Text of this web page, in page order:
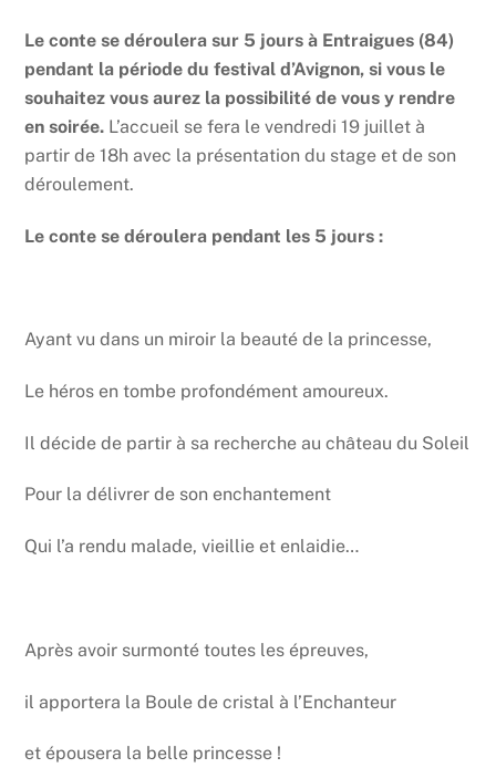
Le conte se déroulera sur 5 jours à Entraigues (84)
pendant la période du festival d’Avignon, si vous le
souhaitez vous aurez la possibilité de vous y rendre
en soirée. L’accueil se fera le vendredi 19 juillet à
partir de 18h avec la présentation du stage et de son
déroulement.
Le conte se déroulera pendant les 5 jours :
Ayant vu dans un miroir la beauté de la princesse,
Le héros en tombe profondément amoureux.
Il décide de partir à sa recherche au château du Soleil
Pour la délivrer de son enchantement
Qui l’a rendu malade, vieillie et enlaidie…
Après avoir surmonté toutes les épreuves,
il apportera la Boule de cristal à l’Enchanteur
et épousera la belle princesse !